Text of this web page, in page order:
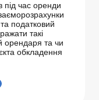
під час оренди
податковий
такі
орендаря та чи
обкладення